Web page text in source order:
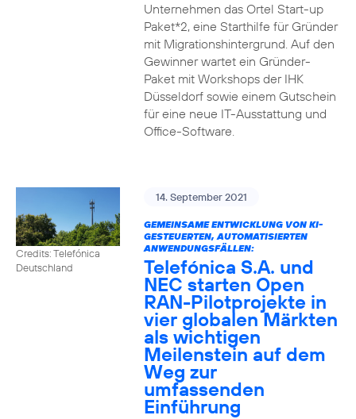
Unternehmen das Ortel Start-up
Paket*2, eine Starthilfe für Gründer
mit Migrationshintergrund. Auf den
Gewinner wartet ein Gründer-
Paket mit Workshops der IHK
Düsseldorf sowie einem Gutschein
für eine neue IT-Ausstattung und
Office-Software.
Credits: Telefónica
Deutschland
14. September 2021
GEMEINSAME ENTWICKLUNG VON KI-
GESTEUERTEN, AUTOMATISIERTEN
ANWENDUNGSFÄLLEN:
Telefónica S.A. und
NEC starten Open
RAN-Pilotprojekte in
vier globalen Märkten
als wichtigen
Meilenstein auf dem
Weg zur
umfassenden
Einführung